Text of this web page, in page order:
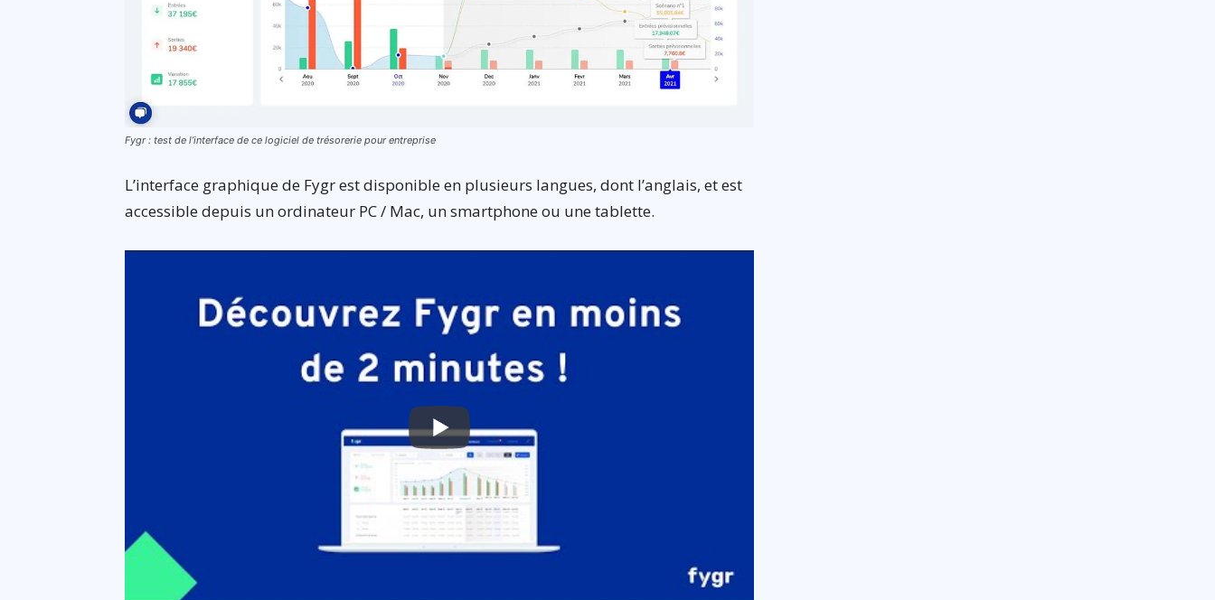
Fygr : test de l’interface de ce logiciel de trésorerie pour entreprise
L’interface graphique de Fygr est disponible en plusieurs langues, dont l’anglais, et est
accessible depuis un ordinateur PC / Mac, un smartphone ou une tablette.